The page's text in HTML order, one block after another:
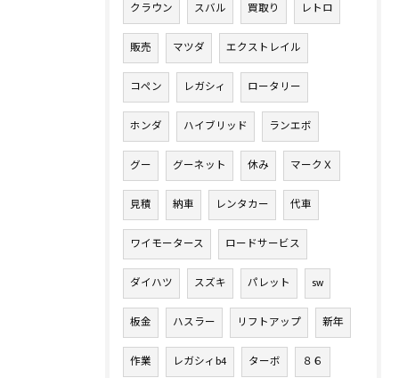
クラウン スバル 買取り レトロ
販売 マツダ エクストレイル
コペン レガシィ ロータリー
ホンダ ハイブリッド ランエボ
グー グーネット 休み マークＸ
見積 納車 レンタカー 代車
ワイモータース ロードサービス
ダイハツ スズキ パレット sw
板金 ハスラー リフトアップ 新年
作業 レガシィb4 ターボ ８６